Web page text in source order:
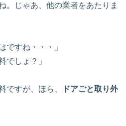
。じゃあ、他の業者をあたりま
ですね・・・」
でしょ？」
ですが、ほら、
ドアごと取り外